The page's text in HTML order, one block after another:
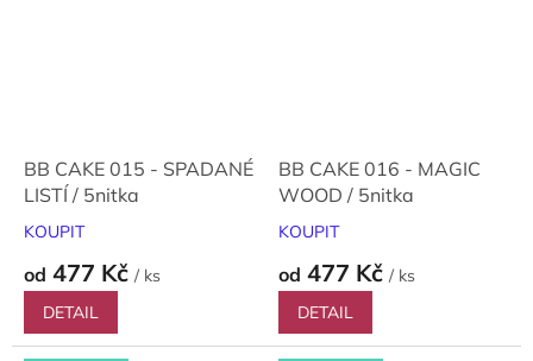
BB CAKE 015 - SPADANÉ
LISTÍ / 5nitka
KOUPIT
od 477 Kč / ks
DETAIL
BB CAKE 016 - MAGIC
WOOD / 5nitka
KOUPIT
od 477 Kč / ks
DETAIL